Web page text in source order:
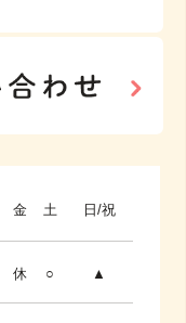
金 土 日/祝
休 ○ ▲